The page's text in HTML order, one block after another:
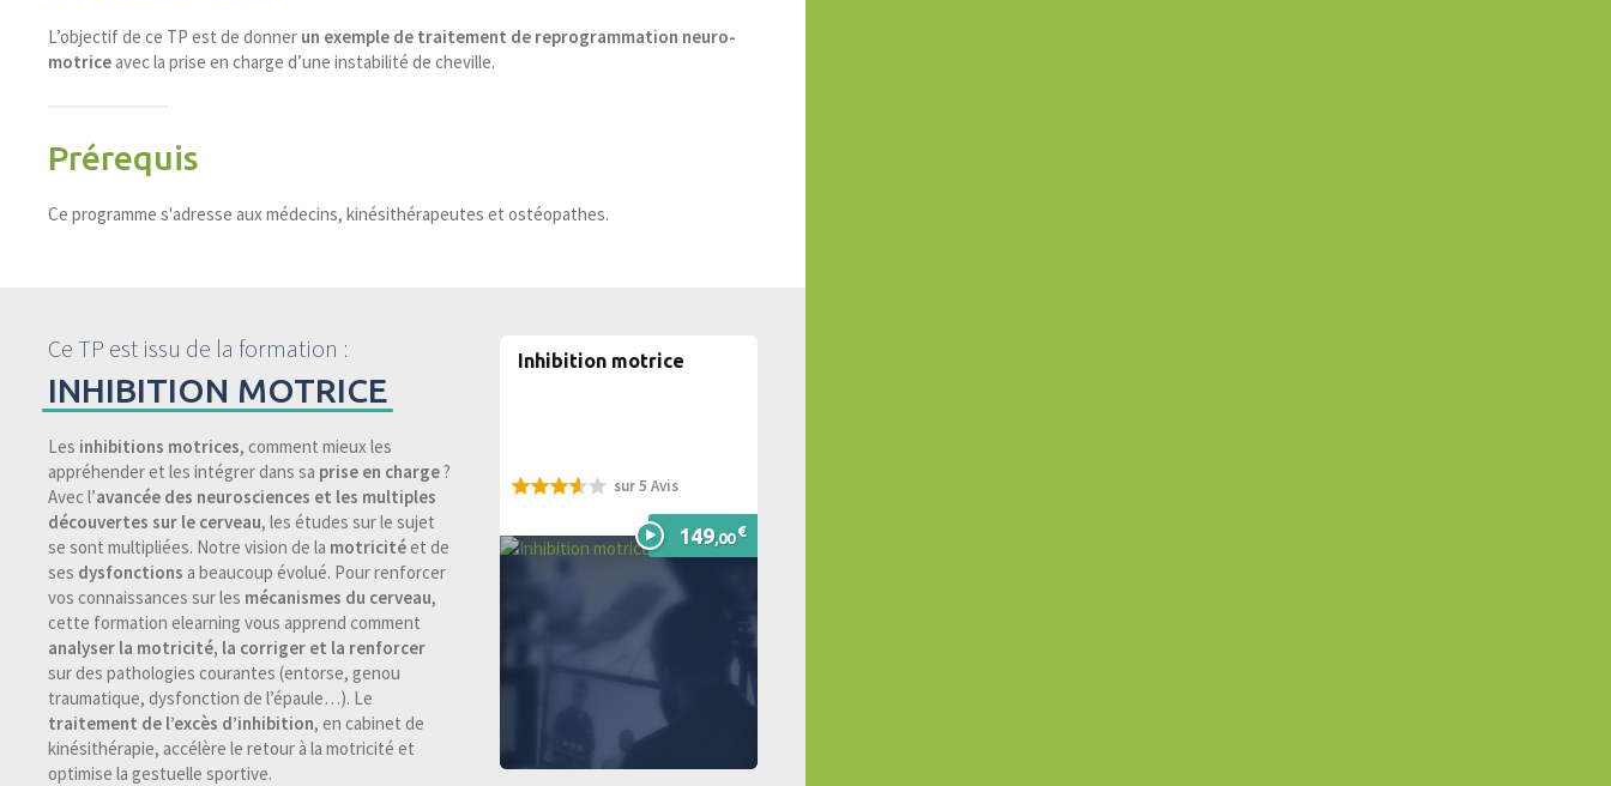
L’objectif de ce TP est de donner un exemple de traitement de reprogrammation neuro-
motrice avec la prise en charge d’une instabilité de cheville.
Prérequis
Ce programme s'adresse aux médecins, kinésithérapeutes et ostéopathes.
Ce TP est issu de la formation :
INHIBITION MOTRICE
Les inhibitions motrices, comment mieux les
appréhender et les intégrer dans sa prise en charge?
Avec l’avancée des neurosciences et les multiples
découvertes sur le cerveau, les études sur le sujet
se sont multipliées. Notre vision de la motricité et de
ses dysfonctions a beaucoup évolué. Pour renforcer
vos connaissances sur les mécanismes du cerveau,
cette formation elearning vous apprend comment
analyser la motricité, la corriger et la renforcer
sur des pathologies courantes (entorse, genou
traumatique, dysfonction de l’épaule…). Le
traitement de l’excès d’inhibition, en cabinet de
kinésithérapie, accélère le retour à la motricité et
optimise la gestuelle sportive.
Inhibition motrice
sur 5 Avis
149,00€